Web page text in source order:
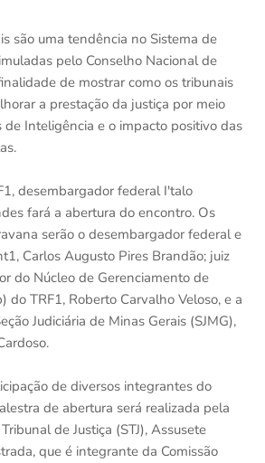
são uma tendência no Sistema de
pelo Conselho Nacional de
de mostrar como os tribunais
a prestação da justiça por meio
de Inteligência e o impacto positivo das
desembargador federal I'talo
fará a abertura do encontro. Os
serão o desembargador federal e
Carlos Augusto Pires Brandão; juiz
do Núcleo de Gerenciamento de
do TRF1, Roberto Carvalho Veloso, e a
Judiciária de Minas Gerais (SJMG),
de diversos integrantes do
de abertura será realizada pela
de Justiça (STJ), Assusete
que é integrante da Comissão